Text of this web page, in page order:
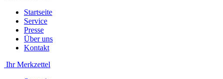
Startseite
Service
Presse
Über uns
Kontakt
Ihr Merkzettel